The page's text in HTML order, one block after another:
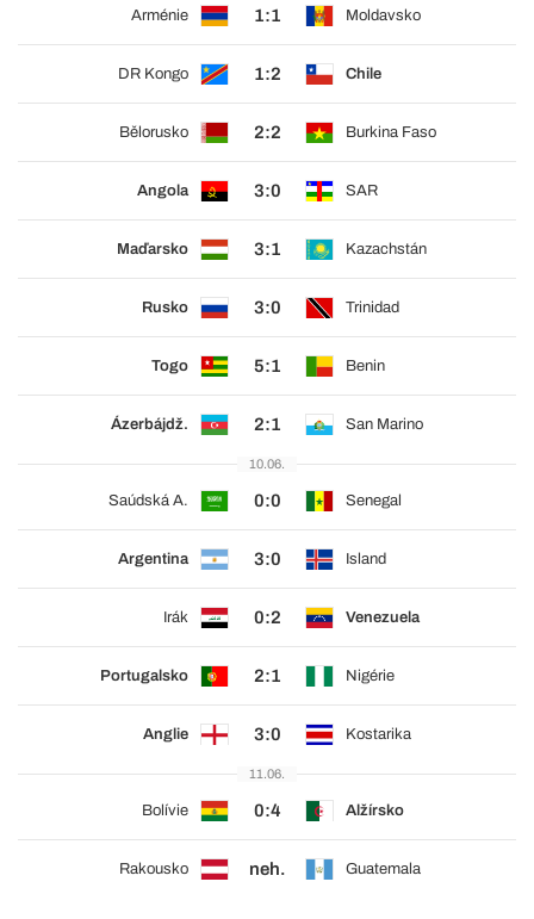
Arménie 1:1 Moldavsko
DR Kongo 1:2 Chile
Bělorusko 2:2 Burkina Faso
Angola 3:0 SAR
Maďarsko 3:1 Kazachstán
Rusko 3:0 Trinidad
Togo 5:1 Benin
Ázerbájdž. 2:1 San Marino
10.06.
Saúdská A. 0:0 Senegal
Argentina 3:0 Island
Irák 0:2 Venezuela
Portugalsko 2:1 Nigérie
Anglie 3:0 Kostarika
11.06.
Bolívie 0:4 Alžírsko
Rakousko neh. Guatemala